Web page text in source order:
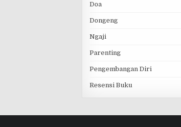
Doa
Dongeng
Ngaji
Parenting
Pengembangan Diri
Resensi Buku